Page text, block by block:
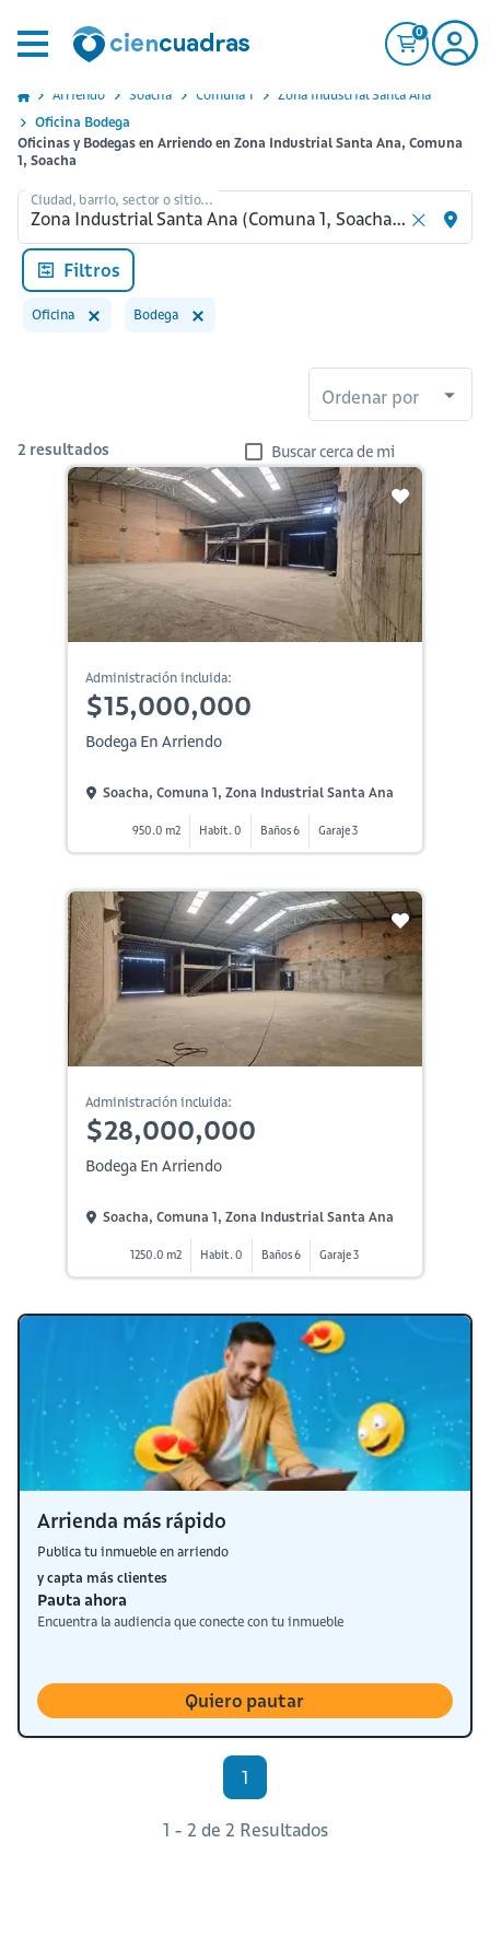
0
Arriendo Soacha Comuna 1
Zona Industrial Santa Ana
Oficina Bodega
Oficinas y Bodegas en Arriendo en Zona Industrial Santa Ana, Comuna
1, Soacha
Ciudad, barrio, sector o sitio...
Filtros
Oficina Bodega
Ordenar por
2 resultados Buscar cerca de mi
Administración incluida:
$15,000,000
Bodega En Arriendo
Soacha, Comuna 1, Zona Industrial Santa Ana
950.0 m2 Habit. 0 Baños 6 Garaje 3
Administración incluida:
$28,000,000
Bodega En Arriendo
Soacha, Comuna 1, Zona Industrial Santa Ana
1250.0 m2 Habit. 0 Baños 6 Garaje 3
Arrienda más rápido
Publica tu inmueble en arriendo
y capta más clientes
Pauta ahora
Encuentra la audiencia que conecte con tu inmueble
Quiero pautar
1
1 - 2 de 2 Resultados